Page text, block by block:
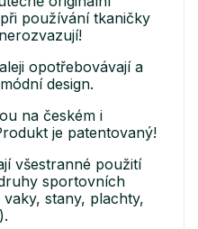
používání tkaničky
opotřebovávají a
design.
na českém i
je patentovaný!
všestranné použití
sportovních
stany, plachty,